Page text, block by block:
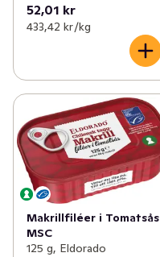
52,01 kr
433,42 kr /kg
Makrillfiléer i Tomatsås
MSC
125 g, Eldorado